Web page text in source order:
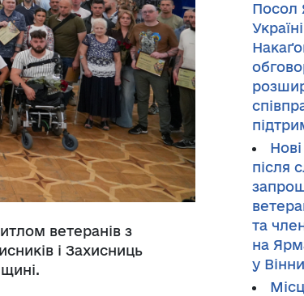
ветеранів з
і Захисниць
Посол
після
та
на
у